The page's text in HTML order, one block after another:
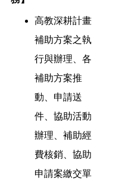
高教深耕計畫
補助方案之執
行與辦理、各
補助方案推
動、申請送
件、協助活動
辦理、補助經
費核銷、協助
申請案繳交單